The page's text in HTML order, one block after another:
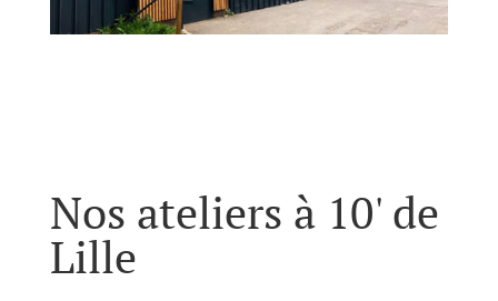
Nos ateliers à 10' de
Lille